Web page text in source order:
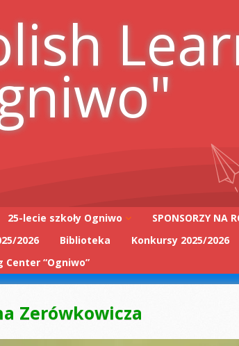
25-lecie szkoły Ogniwo
25-lecie wpis do
SPONSORZY NA
2026 Biblioteka Konkursy 2025/2026
Center “Ogniwo”
Zerówkowicza